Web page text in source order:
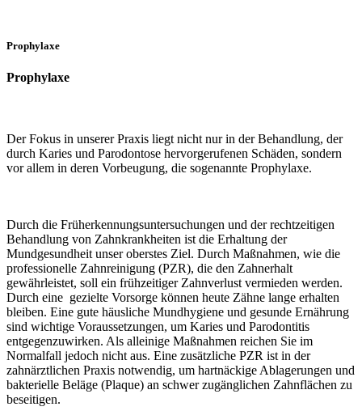
Prophylaxe
Prophylaxe
Der Fokus in unserer Praxis liegt nicht nur in der Behandlung, der
durch Karies und Parodontose hervorgerufenen Schäden, sondern
vor allem in deren Vorbeugung, die sogenannte Prophylaxe.
Durch die Früherkennungsuntersuchungen und der rechtzeitigen
Behandlung von Zahnkrankheiten ist die Erhaltung der
Mundgesundheit unser oberstes Ziel. Durch Maßnahmen, wie die
professionelle Zahnreinigung (PZR), die den Zahnerhalt
gewährleistet, soll ein frühzeitiger Zahnverlust vermieden werden.
Durch eine gezielte Vorsorge können heute Zähne lange erhalten
bleiben. Eine gute häusliche Mundhygiene und gesunde Ernährung
sind wichtige Voraussetzungen, um Karies und Parodontitis
entgegenzuwirken. Als alleinige Maßnahmen reichen Sie im
Normalfall jedoch nicht aus. Eine zusätzliche PZR ist in der
zahnärztlichen Praxis notwendig, um hartnäckige Ablagerungen und
bakterielle Beläge (Plaque) an schwer zugänglichen Zahnflächen zu
beseitigen.